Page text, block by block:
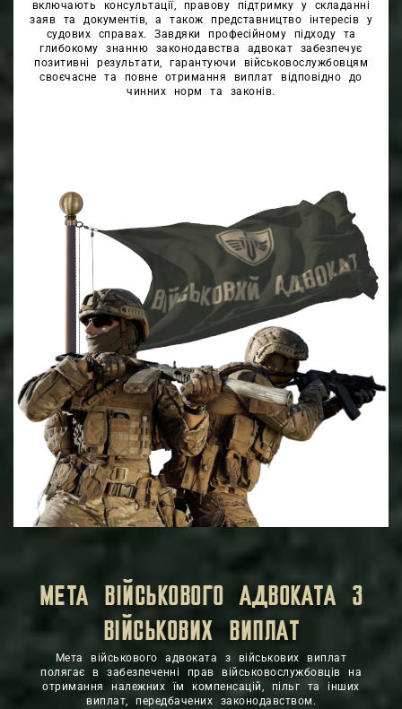
включають консультації, правову підтримку у складанні
заяв та документів, а також представництво інтересів у
судових справах. Завдяки професійному підходу та
глибокому знанню законодавства адвокат забезпечує
позитивні результати, гарантуючи військовослужбовцям
своєчасне та повне отримання виплат відповідно до
чинних норм та законів.
МЕТА ВІЙСЬКОВОГО АДВОКАТА З
ВІЙСЬКОВИХ ВИПЛАТ
Мета військового адвоката з військових виплат
полягає в забезпеченні прав військовослужбовців на
отримання належних їм компенсацій, пільг та інших
виплат, передбачених законодавством.